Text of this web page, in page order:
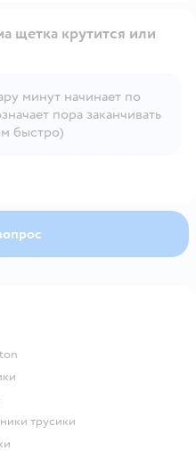
вопрос
щетка крутится или
минут начинает по
пора заканчивать
быстро)
трусики